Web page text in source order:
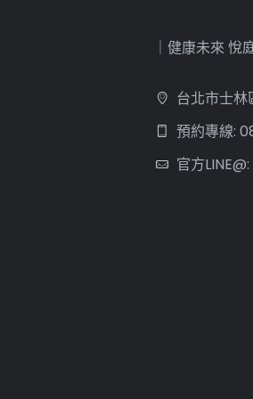
｜健康未來 悅
台北市士
預約專線:
官方